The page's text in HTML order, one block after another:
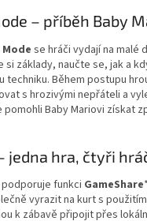
– příběh Baby
se hráči vydají na malé
si základy, naučte se, jak a
techniku. Během postupu
s hrozivými nepřáteli a
Baby Mariovi získat
jedna hra, čtyři
funkci GameShare*
vyrazit na kurt s
k zábavě připojit přes